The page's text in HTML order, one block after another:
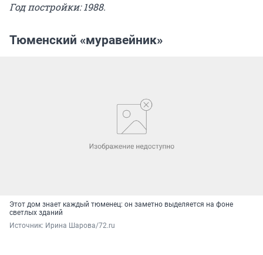
Год постройки: 1988.
Тюменский «муравейник»
Этот дом знает каждый тюменец: он заметно выделяется на фоне
светлых зданий
Источник: Ирина Шарова/72.ru